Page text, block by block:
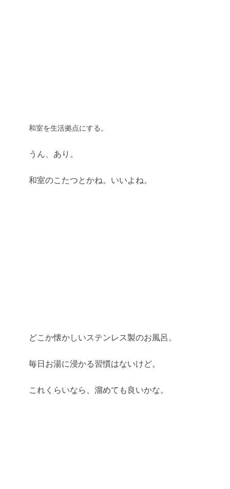
和室を生活拠点にする。
うん、あり。
和室のこたつとかね。いいよね。
どこか懐かしいステンレス製のお風呂。
毎日お湯に浸かる習慣はないけど。
これくらいなら、溜めても良いかな。